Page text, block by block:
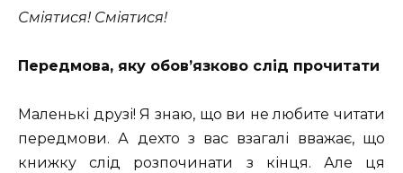
Сміятися! Сміятися!
Передмова, яку обов’язково слід прочитати
Маленькі друзі! Я знаю, що ви не любите читати
передмови. А дехто з вас взагалі вважає, що
книжку слід розпочинати з кінця. Але ця